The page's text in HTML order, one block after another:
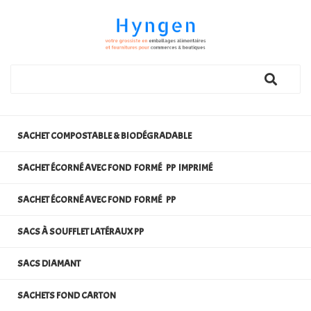
SACHET COMPOSTABLE & BIODÉGRADABLE
SACHET ÉCORNÉ AVEC FOND FORMÉ PP IMPRIMÉ
SACHET ÉCORNÉ AVEC FOND FORMÉ PP
SACS À SOUFFLET LATÉRAUX PP
SACS DIAMANT
SACHETS FOND CARTON